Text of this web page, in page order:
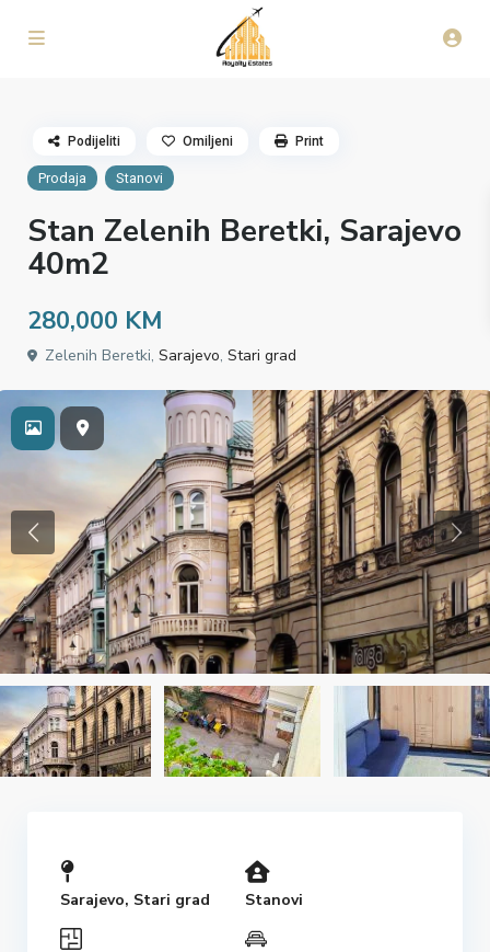
Prodaja Stanovi
Stan Zelenih Beretki, Sarajevo
40m2
280,000 KM
Zelenih Beretki,Sarajevo,Stari grad
Podijeliti Omiljeni Print
Sarajevo, Stari grad Stanovi